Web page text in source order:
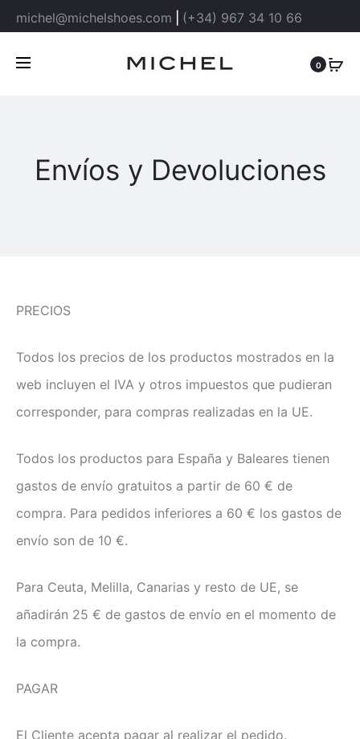
michel@michelshoes.com (+34) 967 34 10 66
0
Envíos y Devoluciones
PRECIOS
Todos los precios de los productos mostrados en la
web incluyen el IVA y otros impuestos que pudieran
corresponder, para compras realizadas en la UE.
Todos los productos para España y Baleares tienen
gastos de envío gratuitos a partir de 60 € de
compra. Para pedidos inferiores a 60 € los gastos de
envío son de 10 €.
Para Ceuta, Melilla, Canarias y resto de UE, se
añadirán 25 € de gastos de envío en el momento de
la compra.
PAGAR
El Cliente acepta pagar al realizar el pedido.